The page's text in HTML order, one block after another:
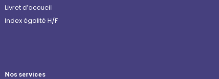
Livret d’accueil
Index égalité H/F
Nos services